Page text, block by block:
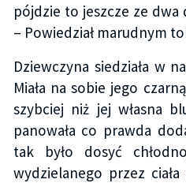
pójdzie to jeszcze ze dwa
– Powiedział marudnym
Dziewczyna siedziała w
Miała na sobie jego
szybciej niż jej własna
panowała co prawda
tak było dosyć
wydzielanego przez